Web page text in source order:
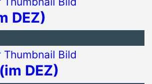
DEZ)
DEZ)